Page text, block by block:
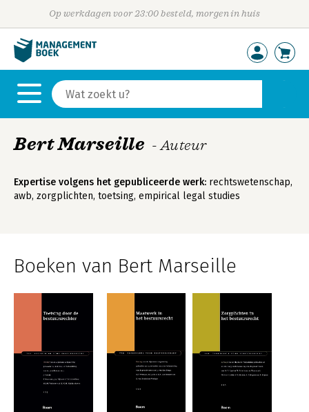
Op werkdagen voor 23:00 besteld, morgen in huis
Bert Marseille - Auteur
Expertise volgens het gepubliceerde werk: rechtswetenschap,
awb, zorgplichten, toetsing, empirical legal studies
Boeken van Bert Marseille